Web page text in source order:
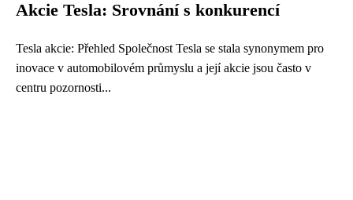
Akcie Tesla: Srovnání s konkurencí
Tesla akcie: Přehled Společnost Tesla se stala synonymem pro
inovace v automobilovém průmyslu a její akcie jsou často v
centru pozornosti...